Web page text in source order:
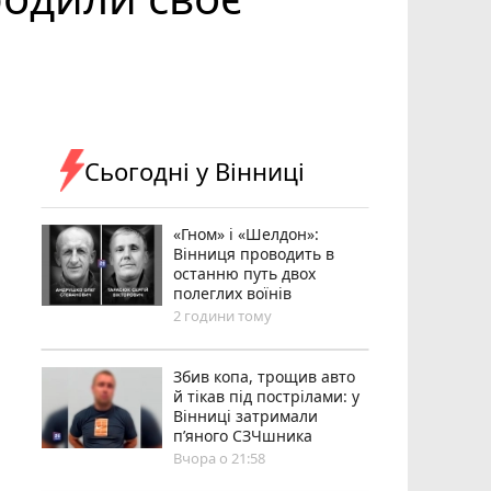
Сьогодні у Вінниці
«Гном» і «Шелдон»:
Вінниця проводить в
останню путь двох
полеглих воїнів
2 години тому
Збив копа, трощив авто
й тікав під пострілами: у
Вінниці затримали
п’яного СЗЧшника
Вчора о 21:58